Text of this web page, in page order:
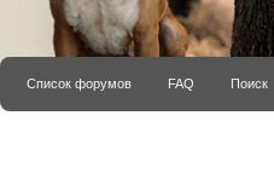
Список форумов FAQ Поиск